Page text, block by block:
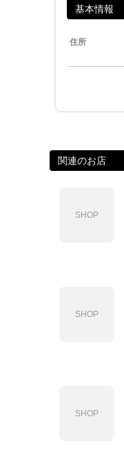
基本情報
住所
関連のお店
SHOP
SHOP
SHOP